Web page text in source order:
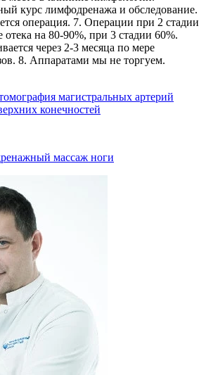
курс лимфодренажа и обследование.
операция. 7. Операции при 2 стадии
на 80-90%, при 3 стадии 60%.
через 2-3 месяца по мере
8. Аппаратами мы не торгуем.
магистральных артерий
конечностей
массаж ноги